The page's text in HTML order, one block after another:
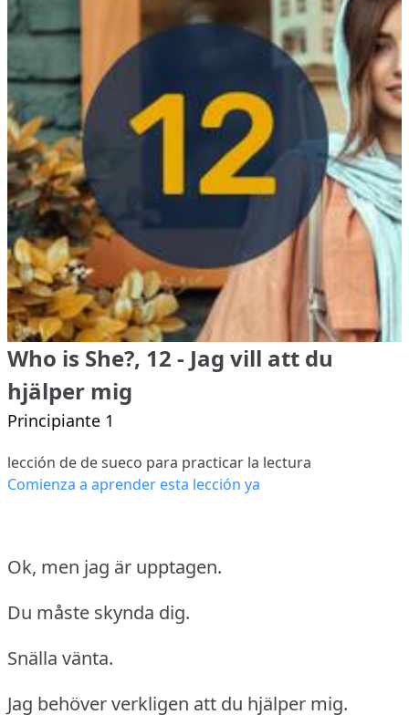
Who is She?, 12 - Jag vill att du
hjälper mig
Principiante 1
lección de de sueco para practicar la lectura
Comienza a aprender esta lección ya
Ok, men jag är upptagen.
Du måste skynda dig.
Snälla vänta.
Jag behöver verkligen att du hjälper mig.